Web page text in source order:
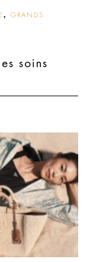
, GRANDS
soins